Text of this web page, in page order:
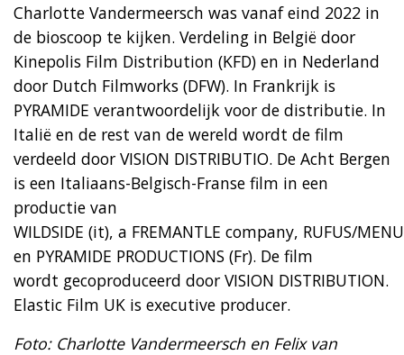
Charlotte Vandermeersch was vanaf eind 2022 in
de bioscoop te kijken. Verdeling in België door
Kinepolis Film Distribution (KFD) en in Nederland
door Dutch Filmworks (DFW). In Frankrijk is
PYRAMIDE verantwoordelijk voor de distributie. In
Italië en de rest van de wereld wordt de film
verdeeld door VISION DISTRIBUTIO. De Acht Bergen
is een Italiaans-Belgisch-Franse film in een
productie van
WILDSIDE (it), a FREMANTLE company, RUFUS/
en PYRAMIDE PRODUCTIONS (Fr). De film
wordt gecoproduceerd door VISION DISTRIBUTION.
Elastic Film UK is executive producer.
Foto: Charlotte Vandermeersch en Felix van